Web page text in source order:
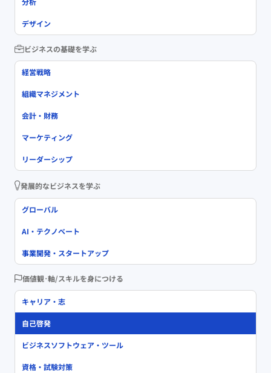
デザイン
ビジネスの基礎を学ぶ
経営戦略
組織マネジメント
会計・財務
マーケティング
リーダーシップ
発展的なビジネスを学ぶ
グローバル
AI・テクノベート
事業開発・スタートアップ
価値観･軸/スキルを身につける
キャリア・志
自己啓発
ビジネスソフトウェア・ツール
資格・試験対策